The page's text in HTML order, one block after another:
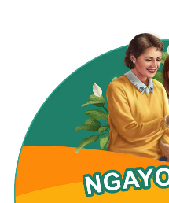
ito, at higit na mahirap
kaya maaari lamang
na paglalarawan sa
katawang-tao ay
nagtataglay ng
isang katunayan na
paningin ng tao;
ng tao ang karunungan